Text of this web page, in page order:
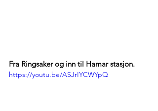
Fra Ringsaker og inn til Hamar stasjon.
https://youtu.be/ASJrIYCWYpQ